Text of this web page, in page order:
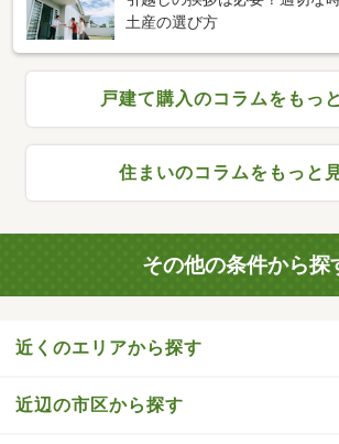
土産の選び方
戸建て購入のコラムをもっ
住まいのコラムをもっと
その他の条件から探
近くのエリアから探す
近辺の市区から探す